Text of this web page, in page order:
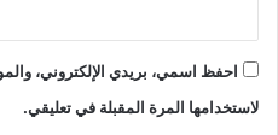
احفظ اسمي، بريدي الإلكتروني،
لاستخدامها المرة المقبلة في تعليقي.